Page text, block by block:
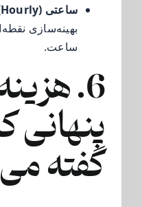
ساعتی (Hourly):
ساعت.
6.
پنهانی
گفته